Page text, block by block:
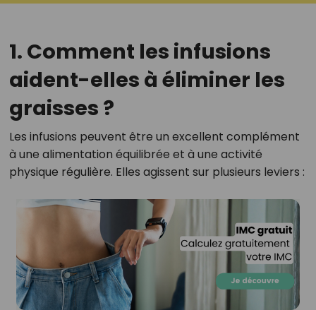
1. Comment les infusions
aident-elles à éliminer les
graisses ?
Les infusions peuvent être un excellent complément
à une alimentation équilibrée et à une activité
physique régulière. Elles agissent sur plusieurs leviers :